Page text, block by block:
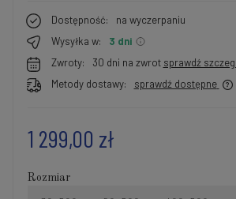
Dostępność:
na wyczerpaniu
Wysyłka w:
3 dni
Zwroty:
30 dni na zwrot sprawdź
Metody dostawy:
sprawdź dostępne
1 299,00 zł
Rozmiar